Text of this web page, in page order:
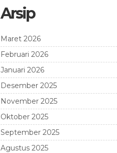
Arsip
Maret 2026
Februari 2026
Januari 2026
Desember 2025
November 2025
Oktober 2025
September 2025
Agustus 2025